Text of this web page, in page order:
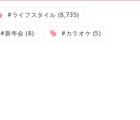
#ライフスタイル (8,735)
#新年会 (8) #カラオケ (5)